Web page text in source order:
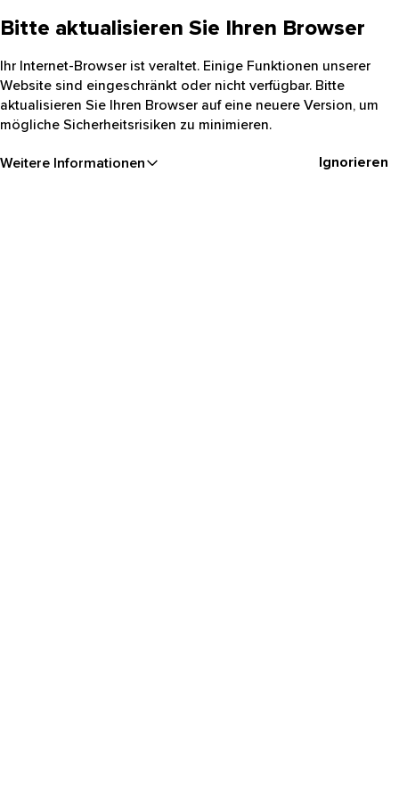
Bitte aktualisieren Sie Ihren Browser
Ihr Internet-Browser ist veraltet. Einige Funktionen unserer
Website sind eingeschränkt oder nicht verfügbar. Bitte
aktualisieren Sie Ihren Browser auf eine neuere Version, um
mögliche Sicherheitsrisiken zu minimieren.
Weitere Informationen Ignorieren